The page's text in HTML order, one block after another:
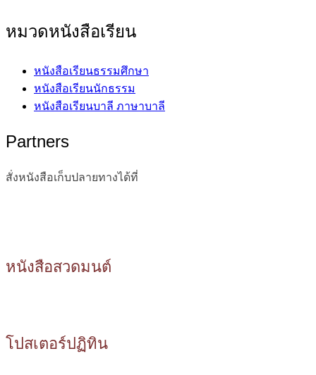
หมวดหนังสือเรียน
หนังสือเรียนธรรมศึกษา
หนังสือเรียนนักธรรม
หนังสือเรียนบาลี ภาษาบาลี
Partners
สั่งหนังสือเก็บปลายทางได้ที่
หนังสือสวดมนต์
โปสเตอร์ปฏิทิน